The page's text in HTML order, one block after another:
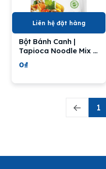
Liên hệ đặt hàng
Bột Bánh Canh |
Tapioca Noodle Mix -
TAKY FOOD
0₫
1